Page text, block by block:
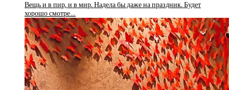
Вещь и в пир, и в мир. Надела бы даже на праздник. Будет
хорошо смотре…